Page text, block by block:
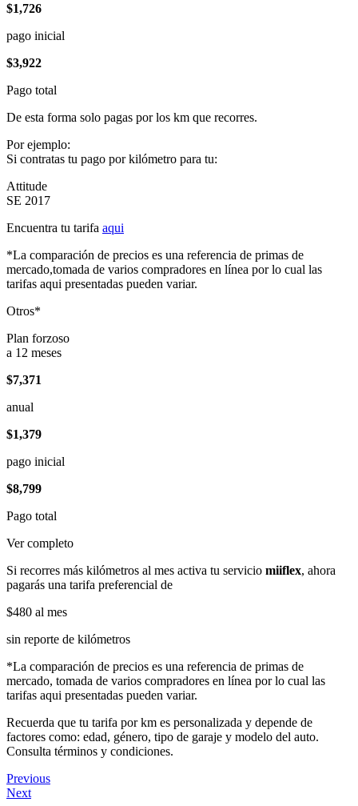
$1,726
pago inicial
$3,922
Pago total
De esta forma solo pagas por los km que recorres.
Por ejemplo:
Si contratas tu pago por kilómetro para tu:
Attitude
SE 2017
Encuentra tu tarifa aqui
*La comparación de precios es una referencia de primas de
mercado,tomada de varios compradores en línea por lo cual las
tarifas aqui presentadas pueden variar.
Otros*
Plan forzoso
a 12 meses
$7,371
anual
$1,379
pago inicial
$8,799
Pago total
Ver completo
Si recorres más kilómetros al mes activa tu servicio miiflex, ahora
pagarás una tarifa preferencial de
$480 al mes
sin reporte de kilómetros
*La comparación de precios es una referencia de primas de
mercado, tomada de varios compradores en línea por lo cual las
tarifas aqui presentadas pueden variar.
Recuerda que tu tarifa por km es personalizada y depende de
factores como: edad, género, tipo de garaje y modelo del auto.
Consulta términos y condiciones.
Previous
Next